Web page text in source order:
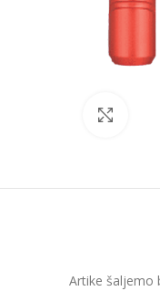
Artike šaljemo